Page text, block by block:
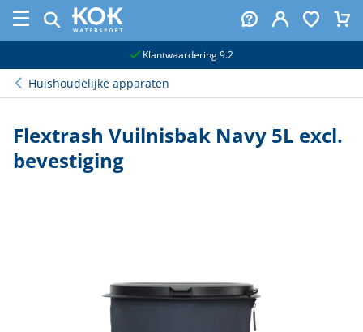
Klantwaardering 9.2
Huishoudelijke apparaten
Flextrash Vuilnisbak Navy 5L excl.
bevestiging